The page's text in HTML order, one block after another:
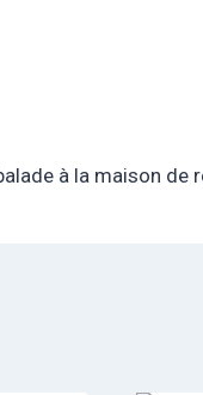
à la maison de